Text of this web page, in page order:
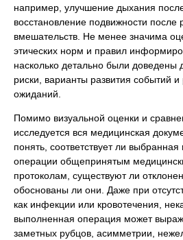
например, улучшение дыхания
восстановление подвижности после
вмешательств. Не менее значима
этических норм и правил
насколько детально были
риски, варианты развития событий и
ожиданий.
Помимо визуальной оценки и
исследуется вся медицинская
понять, соответствует ли
операции общепринятым
протоколам, существуют ли
обоснованы ли они. Даже при
как инфекции или кровотечения,
выполненная операция может
заметных рубцов, асимметрии,